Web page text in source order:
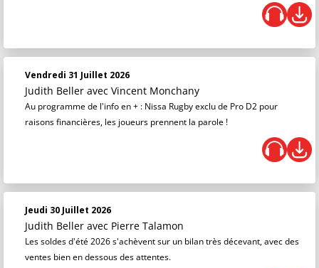
Vendredi 31 Juillet 2026
Judith Beller avec Vincent Monchany
Au programme de l'info en + : Nissa Rugby exclu de Pro D2 pour
raisons financières, les joueurs prennent la parole !
Jeudi 30 Juillet 2026
Judith Beller avec Pierre Talamon
Les soldes d'été 2026 s'achèvent sur un bilan très décevant, avec des
ventes bien en dessous des attentes.